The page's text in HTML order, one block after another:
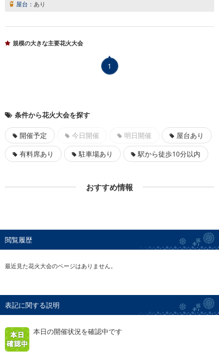
屋台： あり
規模の大きな主要花火大会
1
条件から花火大会を探す
開催予定 今日開催 明日開催
屋台あり
有料席あり
駐車場あり 駅から徒歩10分以内
おすすめ情報
閲覧履歴
最近見た花火大会のページはありません。
表記に関する説明
本日の開催状況を確認中です